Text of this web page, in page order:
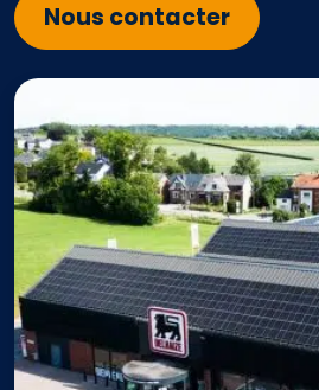
Nous contacter